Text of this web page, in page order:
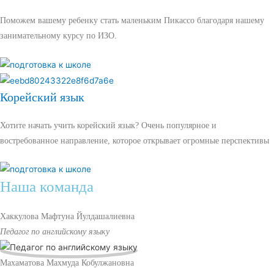
Поможем вашему ребенку стать маленьким Пикассо благодаря нашему
занимательному курсу по ИЗО.
Корейский язык
Хотите начать учить корейский язык? Очень популярное и
востребованное направление, которое открывает огромные перспективы
Наша команда
Хаккулова Мафтуна Йулдашалиевна
Педагог по английскому языку
Махаматова Махмуда Кобулжановна